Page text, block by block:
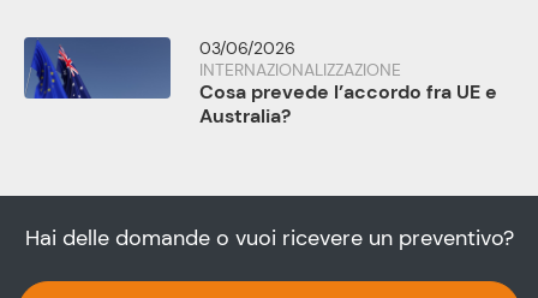
03/06/2026
INTERNAZIONALIZZAZIONE
Cosa prevede l’accordo fra UE e
Australia?
Hai delle domande o vuoi ricevere un preventivo?